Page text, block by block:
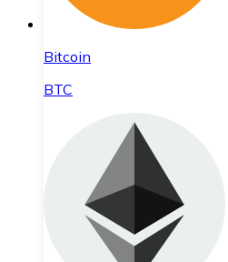
Bitcoin
BTC